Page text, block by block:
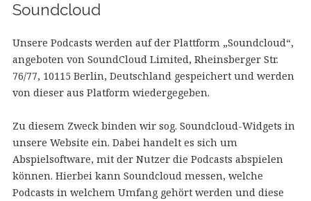
Soundcloud
Unsere Podcasts werden auf der Plattform „Soundcloud“,
angeboten von SoundCloud Limited, Rheinsberger Str.
76/77, 10115 Berlin, Deutschland gespeichert und werden
von dieser aus Platform wiedergegeben.
Zu diesem Zweck binden wir sog. Soundcloud-Widgets in
unsere Website ein. Dabei handelt es sich um
Abspielsoftware, mit der Nutzer die Podcasts abspielen
können. Hierbei kann Soundcloud messen, welche
Podcasts in welchem Umfang gehört werden und diese